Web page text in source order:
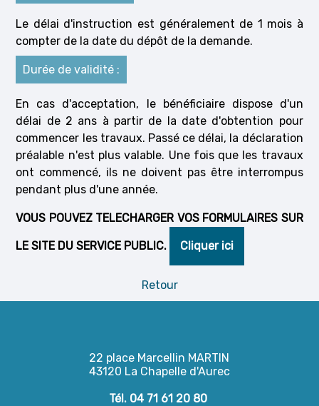
Le délai d'instruction est généralement de 1 mois à
compter de la date du dépôt de la demande.
Durée de validité :
En cas d'acceptation, le bénéficiaire dispose d'un
délai de 2 ans à partir de la date d'obtention pour
commencer les travaux. Passé ce délai, la déclaration
préalable n'est plus valable. Une fois que les travaux
ont commencé, ils ne doivent pas être interrompus
pendant plus d'une année.
VOUS POUVEZ TELECHARGER VOS FORMULAIRES SUR
LE SITE DU SERVICE PUBLIC. Cliquer ici
Retour
22 place Marcellin MARTIN
43120 La Chapelle d'Aurec
Tél. 04 71 61 20 80